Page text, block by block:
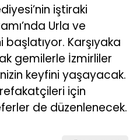
iştiraki
Urla ve
Karşıyaka
gemilerle İzmirliler
keyfini yaşayacak.
için
de düzenlenecek.